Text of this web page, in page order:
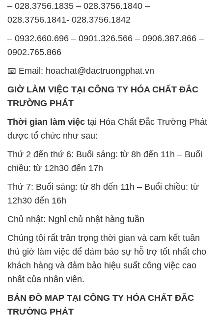
– 028.3756.1835 – 028.3756.1840 –
028.3756.1841- 028.3756.1842
– 0932.660.696 – 0901.326.566 – 0906.387.866 –
0902.765.866
📧 Email: hoachat@dactruongphat.vn
GIỜ LÀM VIỆC TẠI CÔNG TY HÓA CHẤT ĐẮC
TRƯỜNG PHÁT
Thời gian làm việc tại Hóa Chất Đắc Trường Phát
được tổ chức như sau:
Thứ 2 đến thứ 6: Buổi sáng: từ 8h đến 11h – Buổi
chiều: từ 12h30 đến 17h
Thứ 7: Buổi sáng: từ 8h đến 11h – Buổi chiều: từ
12h30 đến 16h
Chủ nhật: Nghỉ chủ nhật hàng tuần
Chúng tôi rất trân trọng thời gian và cam kết tuân
thủ giờ làm việc để đảm bảo sự hỗ trợ tốt nhất cho
khách hàng và đảm bảo hiệu suất công việc cao
nhất của nhân viên.
BẢN ĐỒ MAP TẠI CÔNG TY HÓA CHẤT ĐẮC
TRƯỜNG PHÁT